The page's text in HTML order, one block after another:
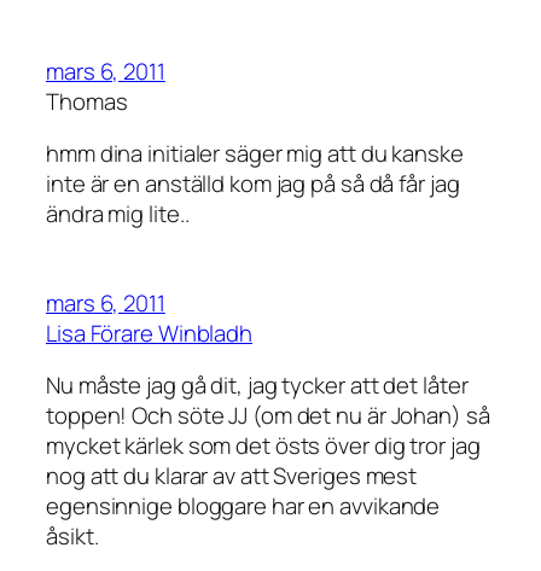
mars 6, 2011
Thomas
hmm dina initialer säger mig att du kanske
inte är en anställd kom jag på så då får jag
ändra mig lite..
mars 6, 2011
Lisa Förare Winbladh
Nu måste jag gå dit, jag tycker att det låter
toppen! Och söte JJ (om det nu är Johan) så
mycket kärlek som det östs över dig tror jag
nog att du klarar av att Sveriges mest
egensinnige bloggare har en avvikande
åsikt.